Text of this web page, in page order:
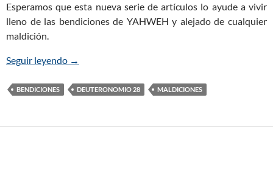
Esperamos que esta nueva serie de artículos lo ayude a vivir
lleno de las bendiciones de YAHWEH y alejado de cualquier
maldición.
Seguir leyendo Las Maldiciones Bíblicas: ¿Cómo Evitar caer
→
BENDICIONES DEUTERONOMIO 28 MALDICIONES